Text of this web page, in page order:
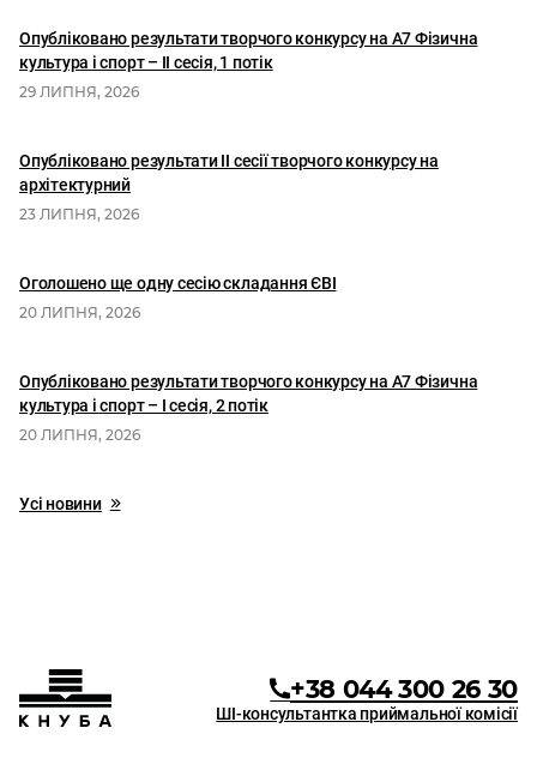
Опубліковано результати творчого конкурсу на А7 Фізична
культура і спорт – ІІ сесія, 1 потік
29 ЛИПНЯ, 2026
Опубліковано результати II сесії творчого конкурсу на
архітектурний
23 ЛИПНЯ, 2026
Оголошено ще одну сесію складання ЄВІ
20 ЛИПНЯ, 2026
Опубліковано результати творчого конкурсу на А7 Фізична
культура і спорт – І сесія, 2 потік
20 ЛИПНЯ, 2026
Усі новини
+38 044 300 26 30
ШІ-консультантка приймальної комісії